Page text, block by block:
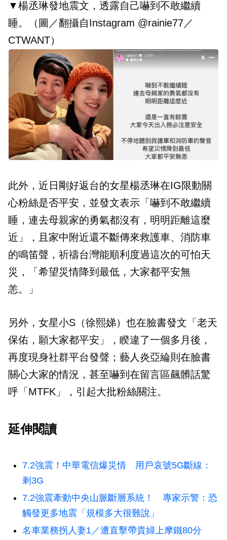
▼楊丞琳發地震文，透露自己嚇到不敢繼續
睡。（圖／翻攝自Instagram @rainie77／
CTWANT）
此外，近日剛好返台的女星楊丞琳在IG限動關
心粉絲是否平安，並發文表示「嚇到不敢繼續
睡，連去母親家的勇氣都沒有，明明距離這麼
近」，且家中附近還不斷傳來救護車、消防車
的鳴笛聲，祈禱台灣能順利度過這次的可怕天
災，「希望災情降到最低，大家都平安無
恙。」
另外，女星小S（徐熙娣）也在臉書發文「老天
保佑，願大家都平安」，睽違了一個多月後，
再度現身社群平台發聲；藝人炎亞綸則在臉書
關心大家的情況，甚至嚇到在留言區飆髒話驚
呼「MTFK」，引起大批粉絲關注。
延伸閱讀
7.2強震！中華電信爆災情 用戶哀號5G斷線：
剩3G
7.2強震牽動中央山脈斷層系統！ 專家示警：恐
觸發更多地震「規模多大很難說」
名車業務拐人妻1／遭直擊帶貴婦上摩鐵80分